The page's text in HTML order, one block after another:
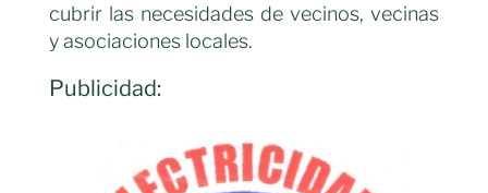
cubrir las necesidades de vecinos, vecinas
y asociaciones locales.
Publicidad: